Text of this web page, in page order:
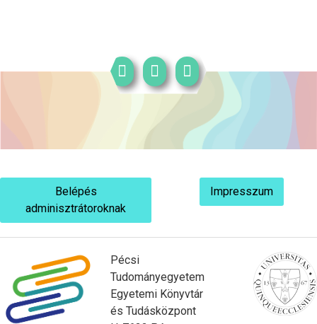
Belépés
adminisztrátoroknak
Impresszum
Pécsi
Tudományegyetem
Egyetemi Könyvtár
és Tudásközpont